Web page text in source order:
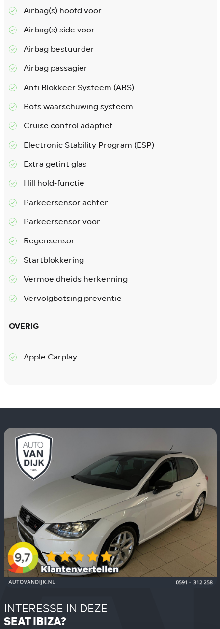
Airbag(s) hoofd voor
Airbag(s) side voor
Airbag bestuurder
Airbag passagier
Anti Blokkeer Systeem (ABS)
Bots waarschuwing systeem
Cruise control adaptief
Electronic Stability Program (ESP)
Extra getint glas
Hill hold-functie
Parkeersensor achter
Parkeersensor voor
Regensensor
Startblokkering
Vermoeidheids herkenning
Vervolgbotsing preventie
OVERIG
Apple Carplay
INTERESSE IN DEZE
SEAT IBIZA?